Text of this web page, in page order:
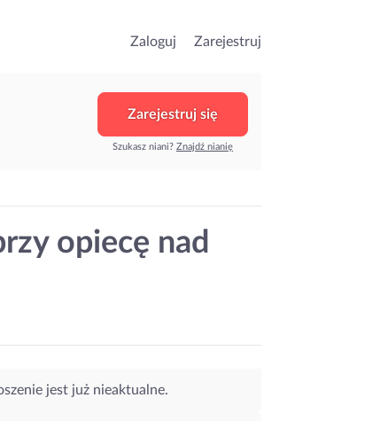
Zaloguj Zarejestruj
Zarejestruj się
Szukasz niani? Znajdź nianię
opiecę nad
jest już nieaktualne.